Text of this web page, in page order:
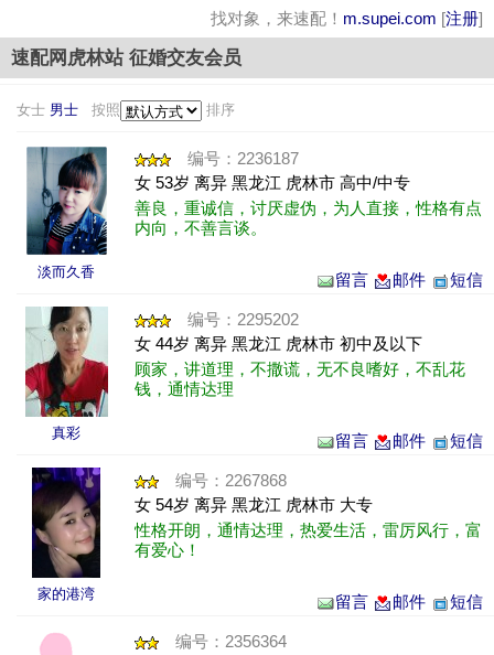
找对象，来速配！ m.supei.com [注册]
速配网虎林站 征婚交友会员
女士 男士 按照 排序
淡而久香
编号：2236187
女 53岁 离异 黑龙江 虎林市 高中/中专
善良，重诚信，讨厌虚伪，为人直接，性格有点
内向，不善言谈。
留言 邮件 短信
真彩
编号：2295202
女 44岁 离异 黑龙江 虎林市 初中及以下
顾家，讲道理，不撒谎，无不良嗜好，不乱花
钱，通情达理
留言 邮件 短信
家的港湾
编号：2267868
女 54岁 离异 黑龙江 虎林市 大专
性格开朗，通情达理，热爱生活，雷厉风行，富
有爱心！
留言 邮件 短信
编号：2356364